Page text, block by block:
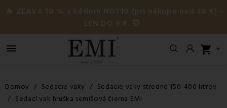
🔥 ZĽAVA 10 % s kódom HOT10 (pri nákupe nad 30 €) –
LEN DO 9.8. ⏰
 shopping_cart 
Domov Sedacie vaky
Sedacie vaky stredné 150-400 litrov
Sedací vak hruška semišová čierna EMI